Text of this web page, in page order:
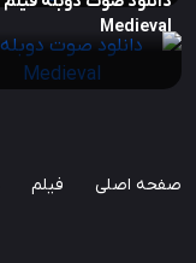
Medieval
صفحه اصلی فیلم